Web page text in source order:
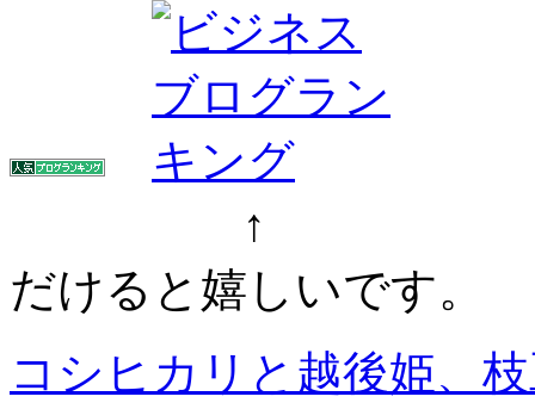
↑ ↑ クリ
だけると嬉しいです。
コシヒカリと越後姫、